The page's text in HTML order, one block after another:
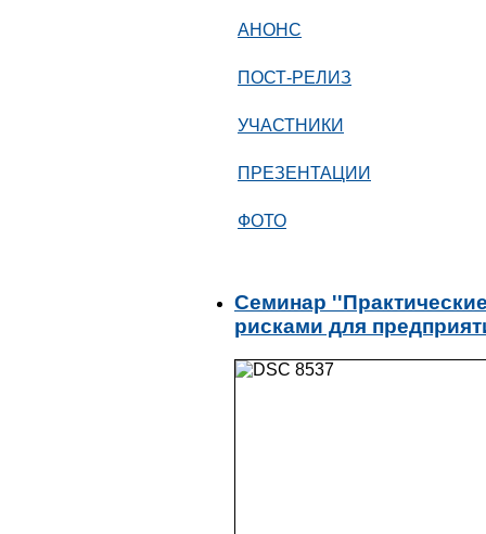
АНОНС
ПОСТ-РЕЛИЗ
УЧАСТНИКИ
ПРЕЗЕНТАЦИИ
ФОТО
Семинар
рисками для